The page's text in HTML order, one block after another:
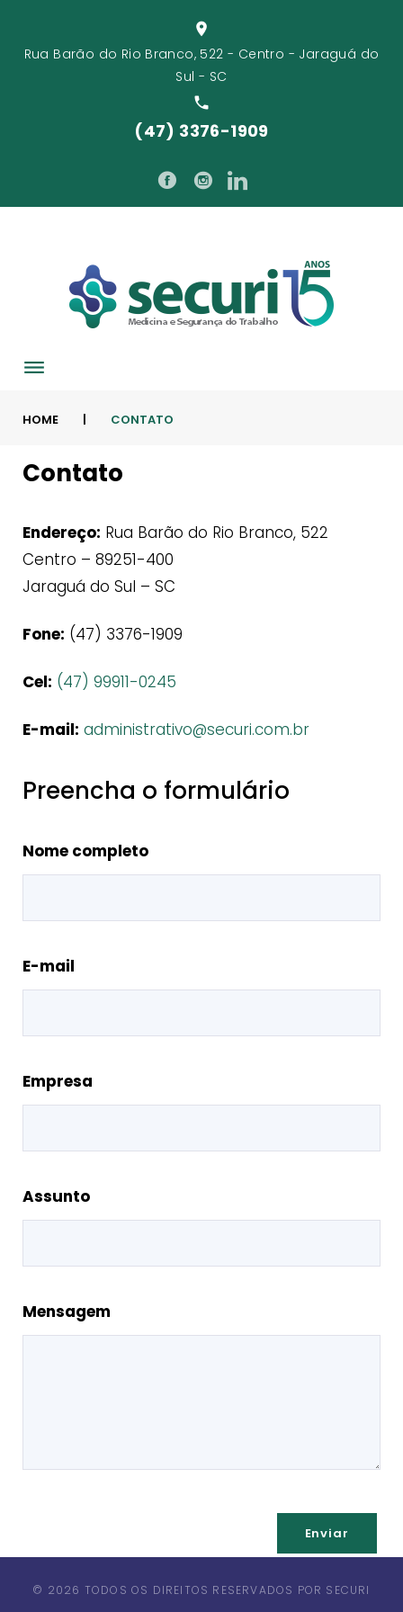
location_on
Rua Barão do Rio Branco, 522 - Centro - Jaraguá do
Sul - SC
local_phone
(47) 3376-1909
facebookinstagram
linkedin
HOME | CONTATO
Contato
Contato
Endereço: Rua Barão do Rio Branco, 522
Centro – 89251-400
Jaraguá do Sul – SC
Fone: (47) 3376-1909
Cel: (47) 99911-0245
E-mail: administrativo@securi.com.br
Preencha o formulário
Nome completo
E-mail
Empresa
Assunto
Mensagem
Enviar
© 2026 TODOS OS DIREITOS RESERVADOS POR SECURI